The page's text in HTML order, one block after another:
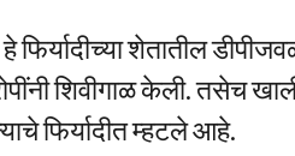
शेतातील
शिवीगाळ केली. तसेच
फिर्यादीत म्हटले आहे.